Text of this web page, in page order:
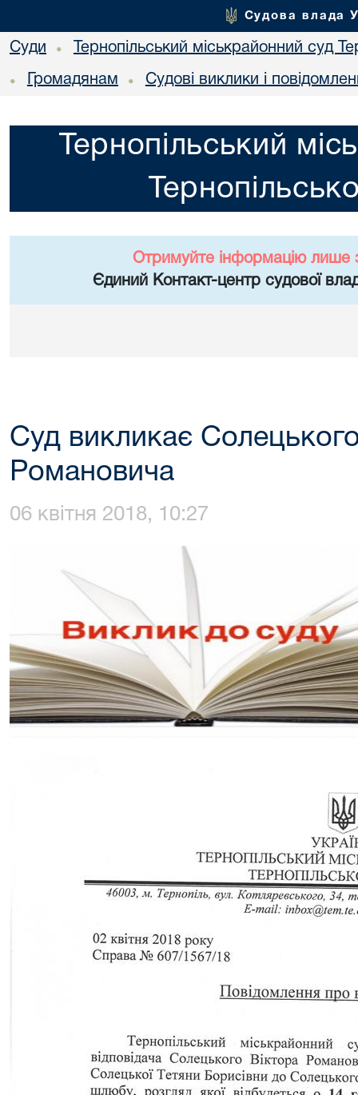
Судова влада
Суди • Тернопільський міськрайонний суд
• Громадянам • Судові виклики і
Тернопільський
Отримуйте інформацію лише
Єдиний Контакт-центр судової
Суд викликає
Романовича
06 квітня 2018, 10:27